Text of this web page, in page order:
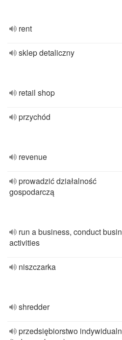
rent
sklep detaliczny
retail shop
przychód
revenue
prowadzić działalność
gospodarczą
run a business, conduct
activities
niszczarka
shredder
przedsiębiorstwo